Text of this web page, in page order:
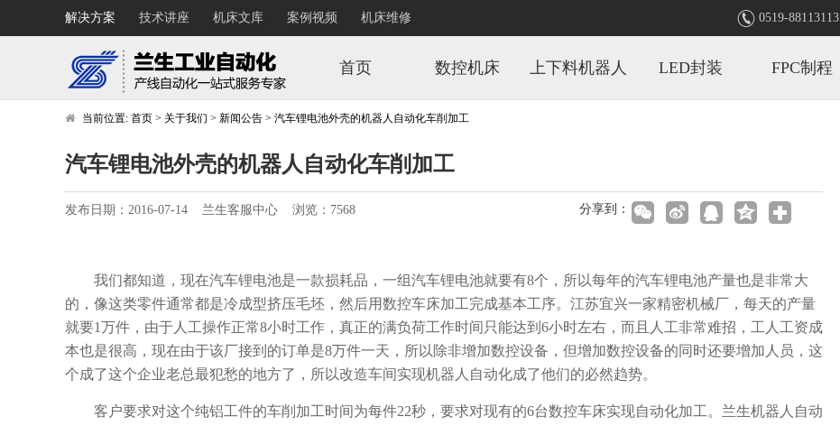
解决方案 技术讲座 机床文库 案例视频 机床维修  0519-88113113
首页 数控机床 上下料机器人 LED封装 FPC制程
当前位置: 首页 > 关于我们 > 新闻公告 > 汽车锂电池外壳的机器人自动化车削加工
汽车锂电池外壳的机器人自动化车削加工
发布日期：2016-07-14 兰生客服中心 浏览：7568 分享到：
我们都知道，现在汽车锂电池是一款损耗品，一组汽车锂电池就要有8个，所以每年的汽车锂电池产量也是非常大
的，像这类零件通常都是冷成型挤压毛坯，然后用数控车床加工完成基本工序。江苏宜兴一家精密机械厂，每天的产量
就要1万件，由于人工操作正常8小时工作，真正的满负荷工作时间只能达到6小时左右，而且人工非常难招，工人工资成
本也是很高，现在由于该厂接到的订单是8万件一天，所以除非增加数控设备，但增加数控设备的同时还要增加人员，这
个成了这个企业老总最犯愁的地方了，所以改造车间实现机器人自动化成了他们的必然趋势。
客户要求对这个纯铝工件的车削加工时间为每件22秒，要求对现有的6台数控车床实现自动化加工。兰生机器人自动